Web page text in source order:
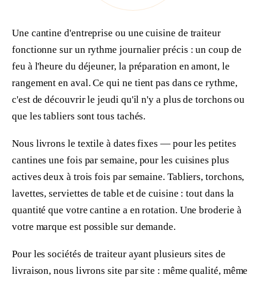
Une cantine d'entreprise ou une cuisine de traiteur
fonctionne sur un rythme journalier précis : un coup de
feu à l'heure du déjeuner, la préparation en amont, le
rangement en aval. Ce qui ne tient pas dans ce rythme,
c'est de découvrir le jeudi qu'il n'y a plus de torchons ou
que les tabliers sont tous tachés.
Nous livrons le textile à dates fixes — pour les petites
cantines une fois par semaine, pour les cuisines plus
actives deux à trois fois par semaine. Tabliers, torchons,
lavettes, serviettes de table et de cuisine : tout dans la
quantité que votre cantine a en rotation. Une broderie à
votre marque est possible sur demande.
Pour les sociétés de traiteur ayant plusieurs sites de
livraison, nous livrons site par site : même qualité, même